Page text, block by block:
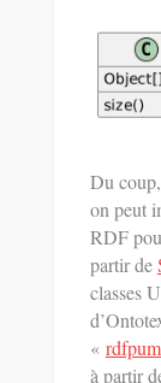
Du
on peut
RDF
partir de
classes
«
à partir